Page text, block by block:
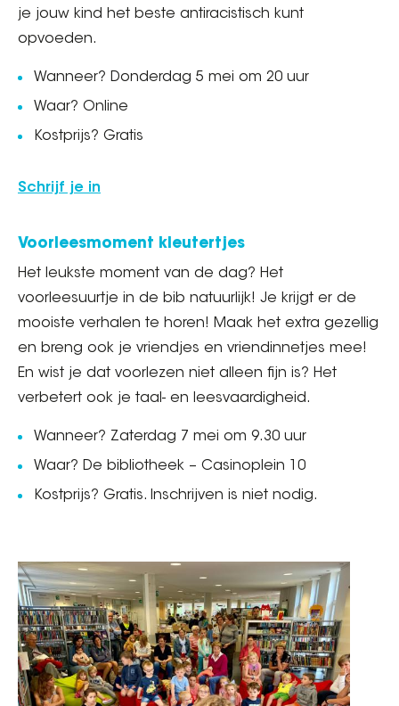
je jouw kind het beste antiracistisch kunt
opvoeden.
Wanneer? Donderdag 5 mei om 20 uur
Waar? Online
Kostprijs? Gratis
Schrijf je in
Voorleesmoment kleutertjes
Het leukste moment van de dag? Het
voorleesuurtje in de bib natuurlijk! Je krijgt er de
mooiste verhalen te horen! Maak het extra gezellig
en breng ook je vriendjes en vriendinnetjes mee!
En wist je dat voorlezen niet alleen fijn is? Het
verbetert ook je taal- en leesvaardigheid.
Wanneer? Zaterdag 7 mei om 9.30 uur
Waar? De bibliotheek – Casinoplein 10
Kostprijs? Gratis. Inschrijven is niet nodig.